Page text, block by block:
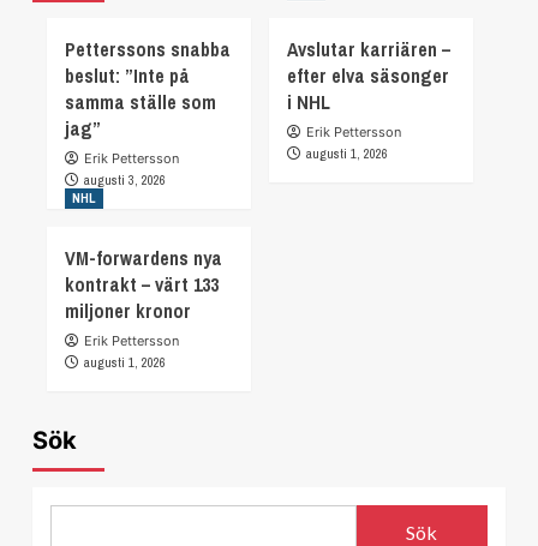
Petterssons snabba
beslut: ”Inte på
samma ställe som
jag”
Erik Pettersson
augusti 3, 2026
Avslutar karriären –
efter elva säsonger
i NHL
Erik Pettersson
augusti 1, 2026
NHL
VM-forwardens nya
kontrakt – värt 133
miljoner kronor
Erik Pettersson
augusti 1, 2026
Sök
Sök